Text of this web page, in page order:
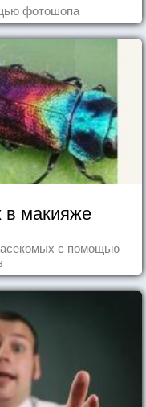
фотошопа
в макияже
с помощью